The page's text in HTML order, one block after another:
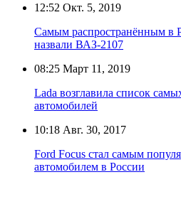
12:52 Окт. 5, 2019
Самым распространённым в
назвали ВАЗ-2107
08:25 Март 11, 2019
Lada возглавила список
автомобилей
10:18 Авг. 30, 2017
Ford Focus стал самым
автомобилем в России